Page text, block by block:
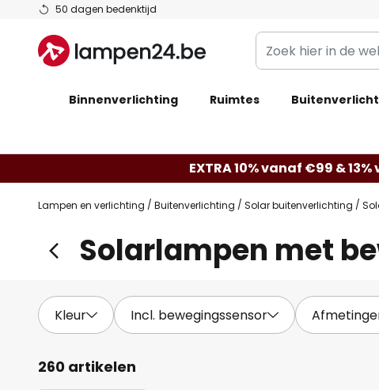
50 dagen bedenktijd
Ga
de
inhoud
Zoek
hier
de
Binnenverlichting Ruimtes
EXTRA 10% vanaf €99 &
Lampen en verlichting Buitenverlichting Solar buitenverlichting
Solarlampen met
Kleur Incl. bewegingssensor
260 artikelen